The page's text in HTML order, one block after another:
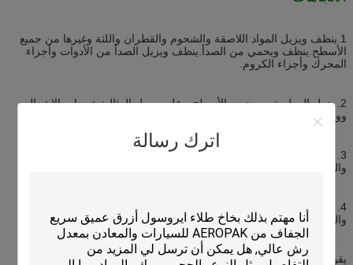
اترك رسالة
1. ينظف ويزيل المواد اللاصقة والشحوم والقطران واللثة وغيرها من جميع
الأسطح.ينظف ويحمي من الصدأ.ينظف ويزيل الصدأ من الأدوات وأجزاء
المحرك وأجزاء الكروم.
2. يزيل الرطوبة من جميع الأسطح ، على سبيل المثال: شمعات الإشعال
ووصلات أدوات إشعال السيارات والموتور الخارجي والآلات.
3. يفك ويخترق الأجزاء الصدئة والأقفال والصواميل والمسامير المحجوزة
والصمامات والمفاصل والأحزمة المعدنية الصدئة.
4. يخترق ويزيت المفصلات والأبواب والنوافذ والينابيع والبكرات والسلاسل
والقوابض والأجزاء المتحركة الأخرى ، وبالتالي يوقف الصرير المزعج.
يقوم بتشحيم أجزاء المحرك اللاصقة والمفاصل والوصلات والكابلات